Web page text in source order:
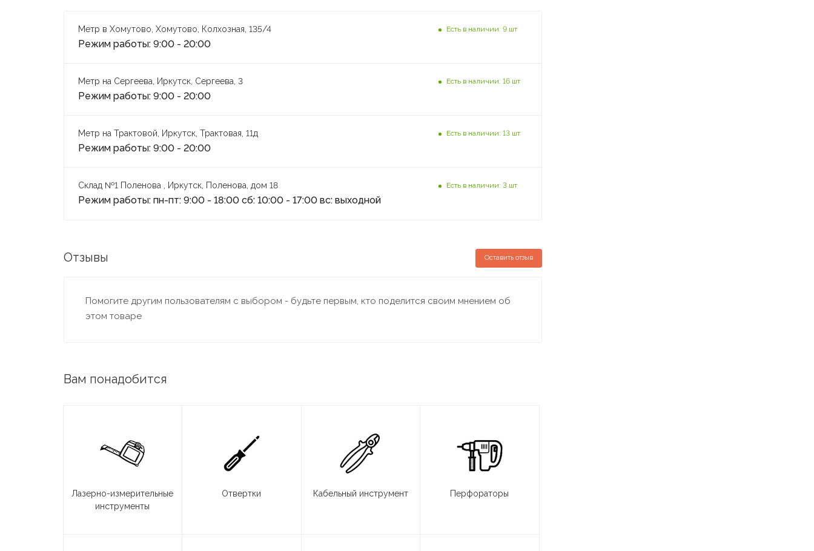
Метр в Хомутово, Хомутово, Колхозная, 135/4
Режим работы: 9:00 - 20:00
Есть в наличии: 9 шт
Метр на Сергеева, Иркутск, Сергеева, 3
Режим работы: 9:00 - 20:00
Есть в наличии: 16 шт
Метр на Трактовой, Иркутск, Трактовая, 11д
Режим работы: 9:00 - 20:00
Есть в наличии: 13 шт
Склад №1 Поленова , Иркутск, Поленова, дом 18
Режим работы: пн-пт: 9:00 - 18:00 сб: 10:00 - 17:00 вс: выходной
Есть в наличии: 3 шт
Отзывы Оставить отзыв
Помогите другим пользователям с выбором - будьте первым, кто поделится своим мнением об
этом товаре
Вам понадобится
Лазерно-измерительные
инструменты
Отвертки Кабельный инструмент Перфораторы